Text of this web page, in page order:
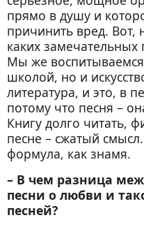
прямо в душу и
причинить вред. Вот,
каких замечательных
Мы же
школой, но и
литература, и это, в
потому что песня –
Книгу долго читать,
песне – сжатый
формула, как знамя.
– В чем разница
песни о любви и
песней?